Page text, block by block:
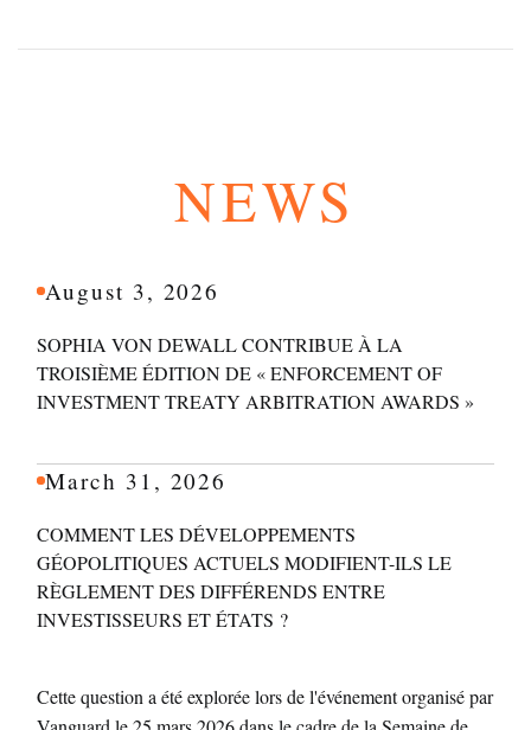
NEWS
August 3, 2026
SOPHIA VON DEWALL CONTRIBUE À LA
TROISIÈME ÉDITION DE « ENFORCEMENT OF
INVESTMENT TREATY ARBITRATION AWARDS »
March 31, 2026
COMMENT LES DÉVELOPPEMENTS
GÉOPOLITIQUES ACTUELS MODIFIENT-ILS LE
RÈGLEMENT DES DIFFÉRENDS ENTRE
INVESTISSEURS ET ÉTATS ?
Cette question a été explorée lors de l'événement organisé par